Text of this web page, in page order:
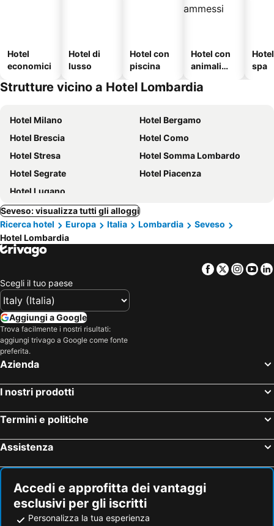
Hotel
economici
Hotel di
lusso
Hotel con
piscina
Hotel con
animali
spa
Strutture vicino a Hotel Lombardia
Hotel Milano
Hotel Bergamo
Hotel Brescia
Hotel Como
Hotel Stresa
Hotel Somma Lombardo
Hotel Segrate
Hotel Piacenza
Hotel Lugano
Seveso: visualizza tutti gli alloggi
Ricerca hotel
Europa Italia Lombardia
Seveso
Hotel Lombardia
Facebook
Twitter
Scegli il tuo paese
Aggiungi a Google
Trova facilmente i nostri risultati:
aggiungi trivago a Google come fonte
preferita.
Azienda
I nostri prodotti
Termini e politiche
Assistenza
Accedi e approfitta dei vantaggi
esclusivi per gli iscritti
Personalizza la tua esperienza